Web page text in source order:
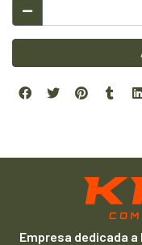
Empresa dedicada